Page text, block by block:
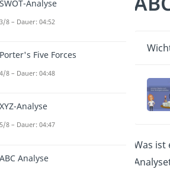
Was
SWOT-Analyse
3/8 – Dauer: 04:52
Porter's Five Forces
4/8 – Dauer: 04:48
XYZ-Analyse
5/8 – Dauer: 04:47
ABC Analyse